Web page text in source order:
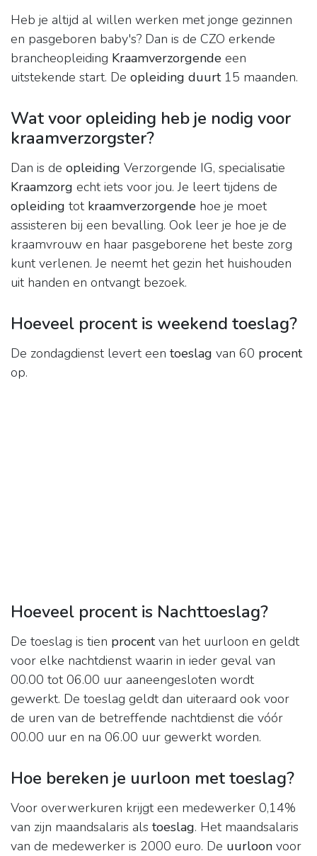
Heb je altijd al willen werken met jonge gezinnen
en pasgeboren baby's? Dan is de CZO erkende
brancheopleiding Kraamverzorgende een
uitstekende start. De opleiding duurt15 maanden.
Wat voor opleiding heb je nodig voor
kraamverzorgster?
Dan is de opleiding Verzorgende IG, specialisatie
Kraamzorg echt iets voor jou. Je leert tijdens de
opleiding tot kraamverzorgende hoe je moet
assisteren bij een bevalling. Ook leer je hoe je de
kraamvrouw en haar pasgeborene het beste zorg
kunt verlenen. Je neemt het gezin het huishouden
uit handen en ontvangt bezoek.
Hoeveel procent is weekend toeslag?
De zondagdienst levert een toeslag van 60 procent
op.
Hoeveel procent is Nachttoeslag?
De toeslag is tien procentvan het uurloon en geldt
voor elke nachtdienst waarin in ieder geval van
00.00 tot 06.00 uur aaneengesloten wordt
gewerkt. De toeslag geldt dan uiteraard ook voor
de uren van de betreffende nachtdienst die vóór
00.00 uur en na 06.00 uur gewerkt worden.
Hoe bereken je uurloon met toeslag?
Voor overwerkuren krijgt een medewerker 0,14%
van zijn maandsalaris als toeslag. Het maandsalaris
van de medewerker is 2000 euro. De uurloon voor